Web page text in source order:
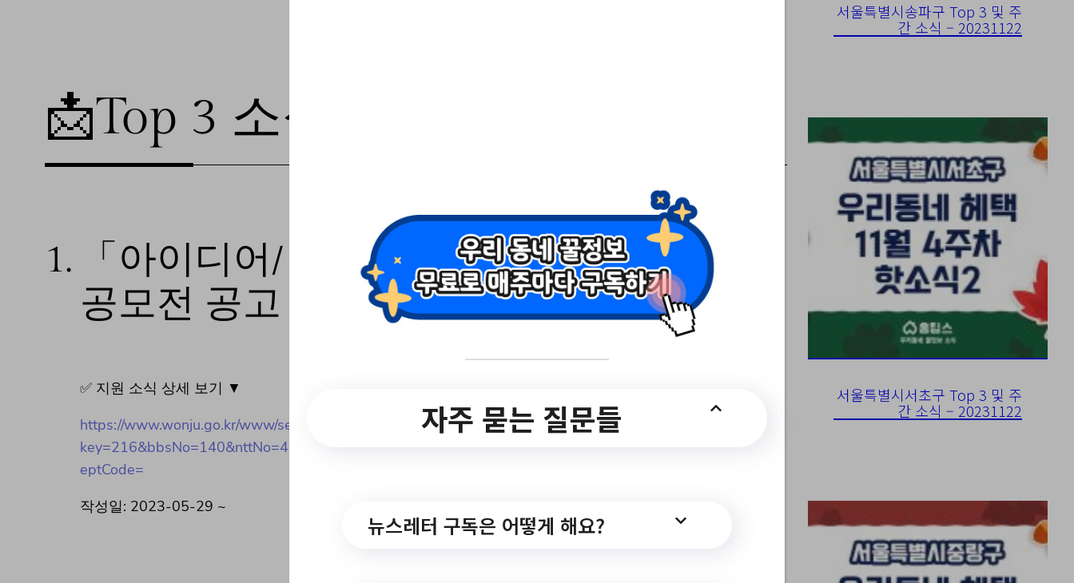
📩Top 3 소식❕
1.
「아이디어/ 생각을 실현하라!」 정책제안
공모전 공고
✅ 지원 소식 상세 보기 ▼
https://www.wonju.go.kr/www/selectBbsNttView.do?
key=216&bbsNo=140&nttNo=416851&searchCtgry=&searchCnd=all&searchKrwd=&pageIndex=1&integrD
eptCode=
작성일: 2023-05-29 ~
서울특별시송파구 Top 3 및 주
간 소식 – 20231122
서울특별시서초구 Top 3 및 주
간 소식 – 20231122
자주 묻는 질문들
뉴스레터 구독은 어떻게 해요?